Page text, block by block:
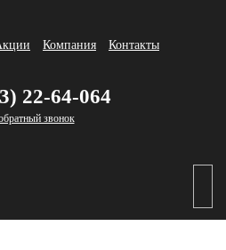
Компания Контакты
22-64-064
звонок